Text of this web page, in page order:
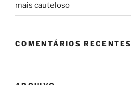
mais cauteloso
COMENTÁRIOS RECENTES